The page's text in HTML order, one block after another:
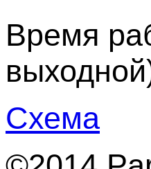
Время
Схема